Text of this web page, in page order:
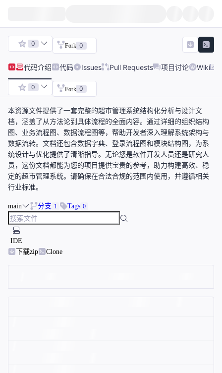
0 Fork 0
代码介绍 代码 Issues Pull Requests 项目讨论 Wiki
0 Fork 0
本资源文件提供了一套完整的超市管理系统结构化分析与设计文
档，涵盖了从方法论到具体流程的全面内容。通过详细的组织结构
图、业务流程图、数据流程图等，帮助开发者深入理解系统架构与
数据流转。文档还包含数据字典、登录流程图和模块结构图，为系
统设计与优化提供了清晰指导。无论您是软件开发人员还是研究人
员，这份文档都能为您的项目提供宝贵的参考，助力构建高效、稳
定的超市管理系统。请确保在合法合规的范围内使用，并遵循相关
行业标准。
main 分支 1 Tags 0
IDE
下载zip
Clone